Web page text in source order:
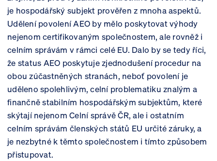
je hospodářský subjekt prověřen z mnoha aspektů.
Udělení povolení AEO by mělo poskytovat výhody
nejenom certifikovaným společnostem, ale rovněž i
celním správám v rámci celé EU. Dalo by se tedy říci,
že status AEO poskytuje zjednodušení procedur na
obou zúčastněných stranách, neboť povolení je
uděleno spolehlivým, celní problematiku znalým a
finančně stabilním hospodářským subjektům, které
skýtají nejenom Celní správě ČR, ale i ostatním
celním správám členských států EU určité záruky, a
je nezbytné k těmto společnostem i tímto způsobem
přistupovat.